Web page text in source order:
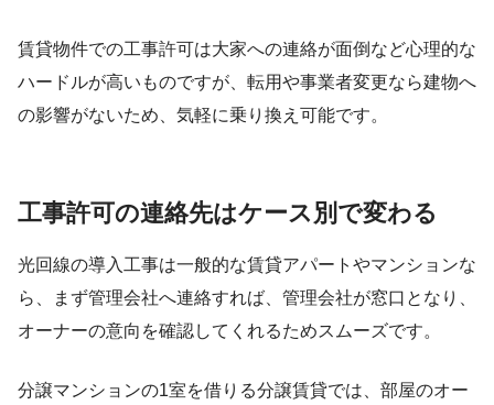
賃貸物件での工事許可は大家への連絡が面倒など心理的な
ハードルが高いものですが、転用や事業者変更なら建物へ
の影響がないため、気軽に乗り換え可能です。
工事許可の連絡先はケース別で変わる
光回線の導入工事は一般的な賃貸アパートやマンションな
ら、まず管理会社へ連絡すれば、管理会社が窓口となり、
オーナーの意向を確認してくれるためスムーズです。
分譲マンションの1室を借りる分譲賃貸では、部屋のオー